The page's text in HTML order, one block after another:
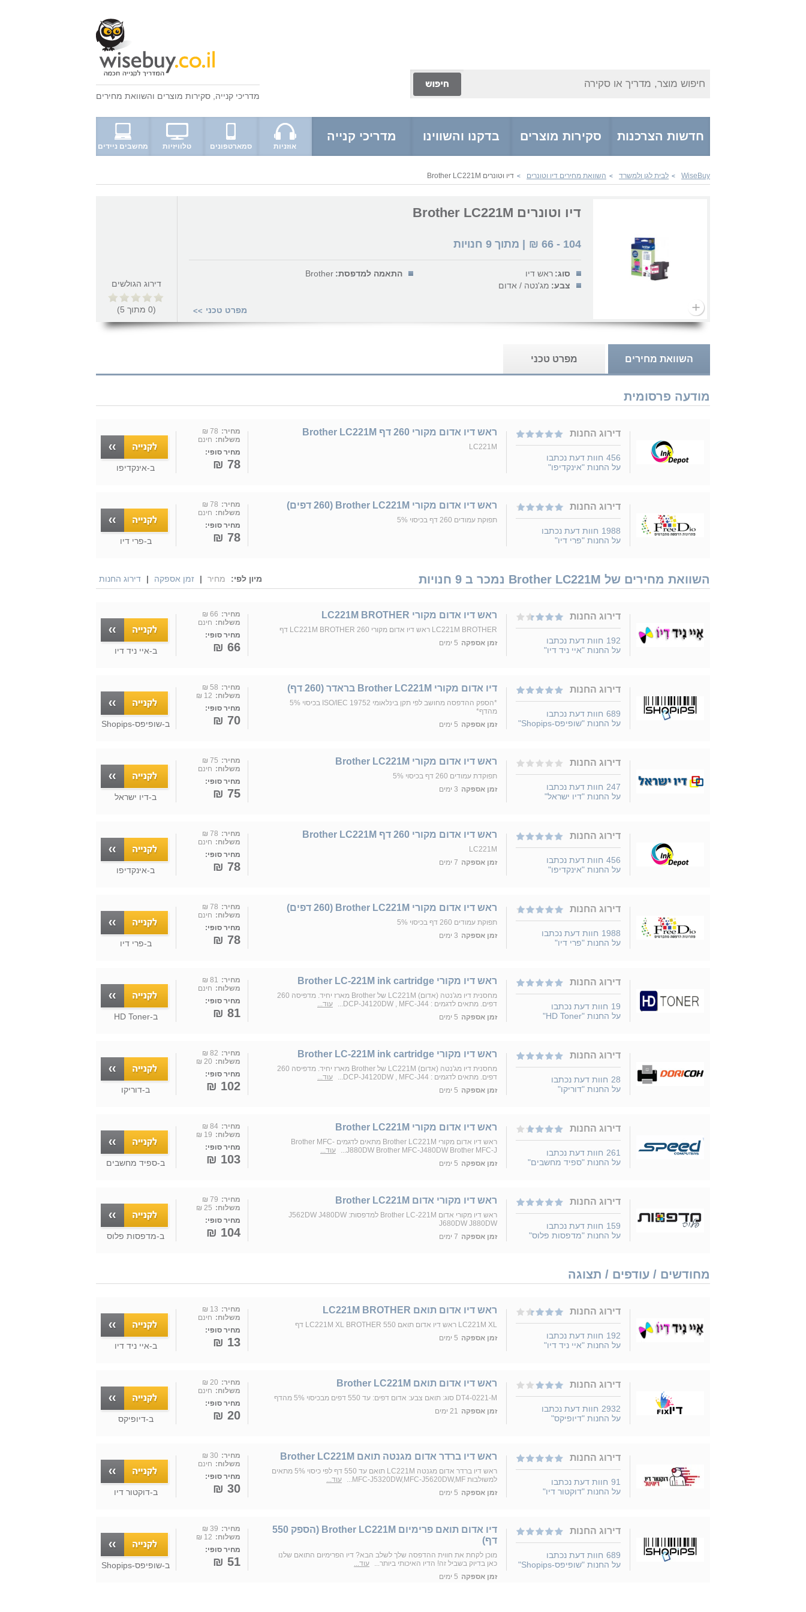
חיפוש מוצר, מדריך או סקירה
מדריכי קנייה סקירות מוצרים והשוואת מחירים
חדשות הצרכנות סקירות מוצרים בדקנו והשווינו מדריכי קנייה
אוזניות סמארטפונים טלוויזיות מחשבים ניידים
WiseBuy
> לבית לגן ולמשרד > השוואת מחירים דיו וטונרים > דיו וטונרים Brother LC221M
דיו וטונרים Brother LC221M
104
-
66
₪ | מתוך 9 חנויות
סוג: ראש דיו התאמה למדפסת: Brother
צבע: מג'נטה / אדום
מפרט טכני >>
דירוג הגולשים
(
0 מתוך 5
)
השוואת מחירים מפרט טכני
מודעה פרסומית
דירוג החנות
456 חוות דעת נכתבו
על החנות "אינקדיפו"
ראש דיו אדום מקורי 260 דף Brother LC221M
LC221M
מחיר: 78 ₪
משלוח: חינם
מחיר סופי:
78 ₪ ב-אינקדיפו
דירוג החנות
1988 חוות דעת נכתבו
על החנות "פרי דיו"
ראש דיו אדום מקורי Brother LC221M (260 דפים)
תפוקת עמודים 260 דף בכיסוי 5%
מחיר: 78 ₪
משלוח: חינם
מחיר סופי:
78 ₪ ב-פרי דיו
השוואת מחירים של Brother LC221M נמכר ב 9 חנויות מיון לפי: מחיר | זמן אספקה | דירוג החנות
דירוג החנות
192 חוות דעת נכתבו
על החנות "איי ניד דיו"
ראש דיו אדום מקורי LC221M BROTHER
LC221M BROTHER ראש דיו אדום מקורי LC221M BROTHER 260 דף
זמן אספקה 5 ימים
מחיר: 66 ₪
משלוח: חינם
מחיר סופי:
66 ₪ ב-איי ניד דיו
דירוג החנות
689 חוות דעת נכתבו
על החנות "שופיפס-Shopips"
דיו אדום מקורי Brother LC221M בראדר (260 דף)
*הספק ההדפסה מחושב לפי תקן בינלאומי ISO/IEC 19752 בכיסוי 5%
מהדף*
זמן אספקה 5 ימים
מחיר: 58 ₪
משלוח: 12 ₪
מחיר סופי:
70 ₪ ב-שופיפס-Shopips
דירוג החנות
247 חוות דעת נכתבו
על החנות "דיו ישראל"
‏ראש דיו ‏אדום מקורי Brother LC221M
תפוקדת עמודים 260 דף בכיסוי 5%
זמן אספקה 3 ימים
מחיר: 75 ₪
משלוח: חינם
מחיר סופי:
75 ₪ ב-דיו ישראל
דירוג החנות
456 חוות דעת נכתבו
על החנות "אינקדיפו"
ראש דיו אדום מקורי 260 דף Brother LC221M
LC221M
זמן אספקה 7 ימים
מחיר: 78 ₪
משלוח: חינם
מחיר סופי:
78 ₪ ב-אינקדיפו
דירוג החנות
1988 חוות דעת נכתבו
על החנות "פרי דיו"
ראש דיו אדום מקורי Brother LC221M (260 דפים)
תפוקת עמודים 260 דף בכיסוי 5%
זמן אספקה 3 ימים
מחיר: 78 ₪
משלוח: חינם
מחיר סופי:
78 ₪ ב-פרי דיו
דירוג החנות
19 חוות דעת נכתבו
על החנות "HD Toner"
ראש דיו מקורי Brother LC-221M ink cartridge
מחסנית דיו מג'נטה (אדום) LC221M של Brother מארז יחיד. מדפיסה 260
דפים. מתאים לדגמים : DCP-J4120DW , MFC-J44...
עוד...
זמן אספקה 5 ימים
מחיר: 81 ₪
משלוח: חינם
מחיר סופי:
81 ₪ ב-HD Toner
דירוג החנות
28 חוות דעת נכתבו
על החנות "דוריקו"
ראש דיו מקורי Brother LC-221M ink cartridge
מחסנית דיו מג'נטה (אדום) LC221M של Brother מארז יחיד. מדפיסה 260
דפים. מתאים לדגמים : DCP-J4120DW , MFC-J44...
עוד...
זמן אספקה 5 ימים
מחיר: 82 ₪
משלוח: 20 ₪
מחיר סופי:
102 ₪ ב-דוריקו
דירוג החנות
261 חוות דעת נכתבו
על החנות "ספיד מחשבים"
‏ראש דיו ‏אדום מקורי Brother LC221M
‏ראש דיו ‏אדום מקורי Brother LC221M מתאים לדגמים Brother MFC-
J880DW Brother MFC-J480DW Brother MFC-J...
עוד...
זמן אספקה 5 ימים
מחיר: 84 ₪
משלוח: 19 ₪
מחיר סופי:
103 ₪ ב-ספיד מחשבים
דירוג החנות
159 חוות דעת נכתבו
על החנות "מדפסות פלוס"
ראש דיו מקורי אדום Brother LC221M
ראש דיו מקורי אדום Brother LC-221M למדפסות: J562DW J480DW
J680DW J880DW
זמן אספקה 7 ימים
מחיר: 79 ₪
משלוח: 25 ₪
מחיר סופי:
104 ₪ ב-מדפסות פלוס
מחודשים / עודפים / תצוגה
דירוג החנות
192 חוות דעת נכתבו
על החנות "איי ניד דיו"
ראש דיו אדום תואם LC221M BROTHER
LC221M XL ראש דיו אדום תואם LC221M XL BROTHER 550 דף
זמן אספקה 5 ימים
מחיר: 13 ₪
משלוח: חינם
מחיר סופי:
13 ₪ ב-איי ניד דיו
דירוג החנות
2932 חוות דעת נכתבו
על החנות "דיופיקס"
ראש דיו אדום תואם Brother LC221M
DT4-0221-M סוג: תואם צבע: אדום דפים: עד 550 דפים מבכיסוי 5% מהדף
זמן אספקה 21 ימים
מחיר: 20 ₪
משלוח: חינם
מחיר סופי:
20 ₪ ב-דיופיקס
דירוג החנות
91 חוות דעת נכתבו
על החנות "דוקטור דיו"
ראש דיו ברדר אדום מגנטה תואם Brother LC221M
ראש דיו ברדר אדום מגנטה LC221M תואם עד 550 דף לפי כיסוי 5% מתאים
למשולבות MFC-J5320DW,MFC-J5620DW,MF...
עוד...
זמן אספקה 5 ימים
מחיר: 30 ₪
משלוח: חינם
מחיר סופי:
30 ₪ ב-דוקטור דיו
דירוג החנות
689 חוות דעת נכתבו
על החנות "שופיפס-Shopips"
דיו אדום תואם פרימיום Brother LC221M (הספק 550
דף)
מוכן לקחת את חווית ההדפסה שלך לשלב הבא? דיו הפרימיום התואם שלנו
כאן בדיוק בשביל זה! הדיו האיכותי ביותר...
עוד...
זמן אספקה 5 ימים
מחיר: 39 ₪
משלוח: 12 ₪
מחיר סופי:
51 ₪ ב-שופיפס-Shopips